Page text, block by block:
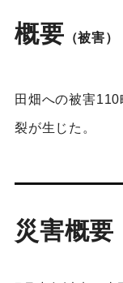
概要 （被害）
田畑への被害
裂が生じた。
災害概要